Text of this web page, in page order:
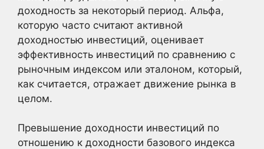
доходность за некоторый период. Альфа,
которую часто считают активной
доходностью инвестиций, оценивает
эффективность инвестиций по сравнению с
рыночным индексом или эталоном, который,
как считается, отражает движение рынка в
целом.
Превышение доходности инвестиций по
отношению к доходности базового индекса